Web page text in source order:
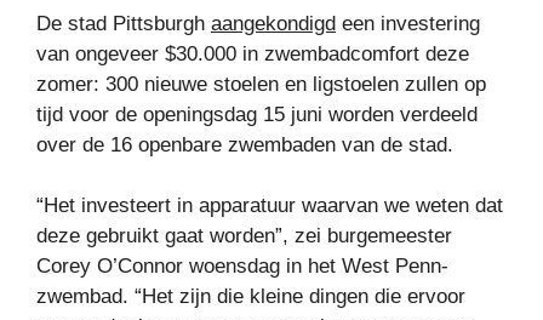
De stad Pittsburgh aangekondigd een investering
van ongeveer $30.000 in zwembadcomfort deze
zomer: 300 nieuwe stoelen en ligstoelen zullen op
tijd voor de openingsdag 15 juni worden verdeeld
over de 16 openbare zwembaden van de stad.
“Het investeert in apparatuur waarvan we weten dat
deze gebruikt gaat worden”, zei burgemeester
Corey O’Connor woensdag in het West Penn-
zwembad. “Het zijn die kleine dingen die ervoor